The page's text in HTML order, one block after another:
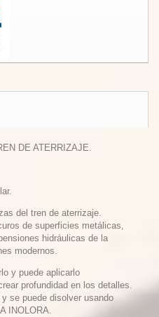
DE ATERRIZAJE.
del tren de aterrizaje.
de superficies metálicas,
hidráulicas de la
modernos.
y puede aplicarlo
profundidad en los detalles.
se puede disolver usando
INOLORA.